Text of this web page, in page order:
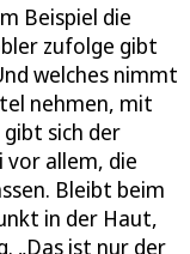
Beispiel die
zufolge gibt
welches nimmt
nehmen, mit
sich der
vor allem, die
Bleibt beim
in der Haut,
„Das ist nur der